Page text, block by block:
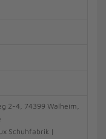
2-4, 74399 Walheim,
Schuhfabrik |